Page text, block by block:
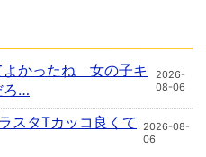
よかったね 女の子キ
ろ…
2026-
08-06
スタTカッコ良くて
2026-08-
06